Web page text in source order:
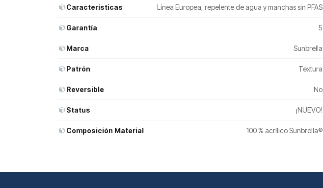
Características Línea Europea, repelente de agua y manchas sin PFAS
Garantía 5
Marca Sunbrella
Patrón Textura
Reversible No
Status ¡NUEVO!
Composición Material 100 % acrílico Sunbrella®